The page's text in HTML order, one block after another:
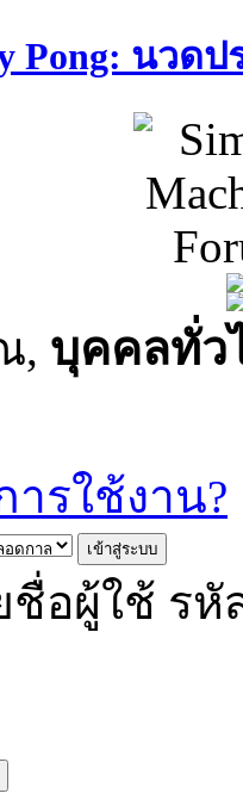
Pong: นวด
, บุคคลทั่ว
รใช้งาน?
ชื่อผู้ใช้ รหั